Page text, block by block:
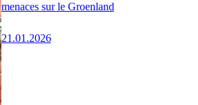
menaces sur le Groenland
21.01.2026